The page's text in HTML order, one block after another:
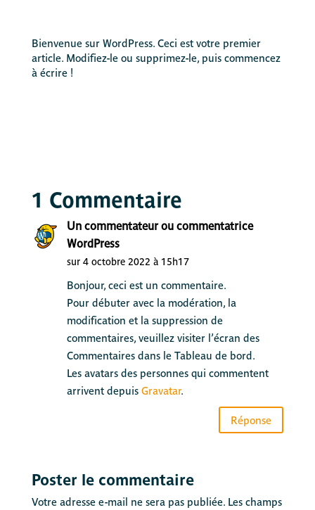
Bienvenue sur WordPress. Ceci est votre premier
article. Modifiez-le ou supprimez-le, puis commencez
à écrire !
1 Commentaire
Un commentateur ou commentatrice
WordPress
sur 4 octobre 2022 à 15h17
Bonjour, ceci est un commentaire.
Pour débuter avec la modération, la
modification et la suppression de
commentaires, veuillez visiter l’écran des
Commentaires dans le Tableau de bord.
Les avatars des personnes qui commentent
arrivent depuis Gravatar.
Réponse
Poster le commentaire
Votre adresse e-mail ne sera pas publiée. Les champs